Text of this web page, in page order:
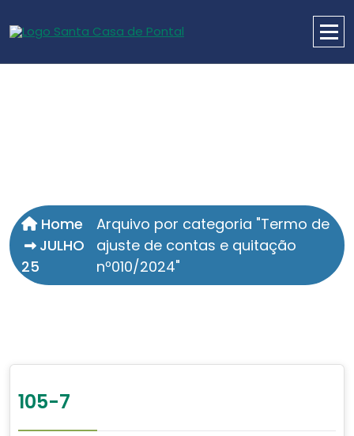
Home
JULHO
25
Arquivo por categoria "Termo de
ajuste de contas e quitação
nº010/2024"
105-7